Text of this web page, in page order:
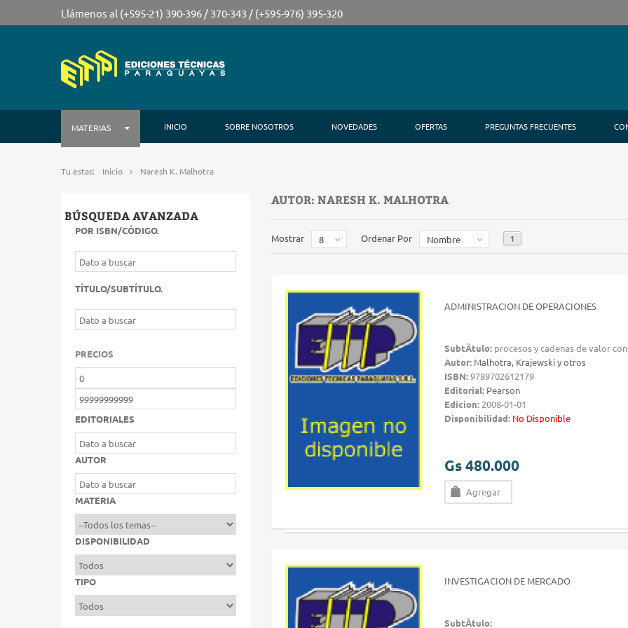
Llámenos al (+595-21) 390-396 / 370-343 / (+595-976) 395-320
MATERIAS INICIO SOBRE NOSOTROS NOVEDADES OFERTAS PREGUNTAS FRECUENTES
Tu estas: Inicio Naresh K. Malhotra
BÚSQUEDA AVANZADA
POR ISBN/CÓDIGO.
TÍTULO/SUBTÍTULO.
PRECIOS
EDITORIALES
AUTOR
MATERIA
DISPONIBILIDAD
TIPO
AUTOR: NARESH K. MALHOTRA
Mostrar 8 Ordenar Por Nombre 1
ADMINISTRACION DE OPERACIONES
SubtÃ­tulo: procesos y cadenas de valor con
Autor: Malhotra, Krajewski y otros
ISBN:9789702612179
Editorial: Pearson
Edicion: 2008-01-01
Disponibilidad: No Disponible
Gs 480.000
Agregar
INVESTIGACION DE MERCADO
SubtÃ­tulo: